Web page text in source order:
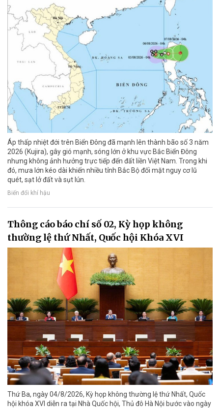
Áp thấp nhiệt đới trên Biển Đông đã mạnh lên thành bão số 3 năm
2026 (Kujira), gây gió mạnh, sóng lớn ở khu vực Bắc Biển Đông
nhưng không ảnh hưởng trực tiếp đến đất liền Việt Nam. Trong khi
đó, mưa lớn kéo dài khiến nhiều tỉnh Bắc Bộ đối mặt nguy cơ lũ
quét, sạt lở đất và sụt lún.
Biến đổi khí hậu
Thông cáo báo chí số 02, Kỳ họp không
thường lệ thứ Nhất, Quốc hội Khóa XVI
Thứ Ba, ngày 04/8/2026, Kỳ họp không thường lệ thứ Nhất, Quốc
hội khóa XVI diễn ra tại Nhà Quốc hội, Thủ đô Hà Nội bước vào ngày